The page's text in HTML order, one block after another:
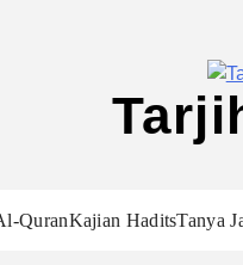
QuranKajian HaditsTanya